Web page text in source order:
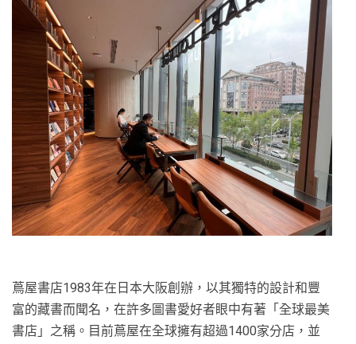
蔦屋書店1983年在日本大阪創辦，以其獨特的設計和豐
富的藏書而聞名，在許多圖書愛好者眼中有著「全球最美
書店」之稱。目前蔦屋在全球擁有超過1400家分店，並